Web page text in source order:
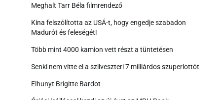
Meghalt Tarr Béla filmrendező
Kína felszólította az USÁ-t, hogy engedje szabadon
Madurót és feleségét!
Több mint 4000 kamion vett részt a tüntetésen
Senki nem vitte el a szilveszteri 7 milliárdos szuperlottót
Elhunyt Brigitte Bardot